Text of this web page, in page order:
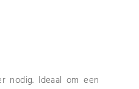
nodig. Ideaal om een